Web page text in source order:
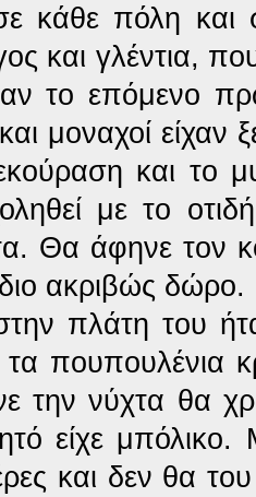
κάθε πόλη
και γλέντια,
το επόμενο
μοναχοί είχαν
και το
με το
Θα άφηνε τον
ακριβώς δώρο.
πλάτη του
πουπουλένια
την νύχτα θα
είχε μπόλικο.
και δεν θα